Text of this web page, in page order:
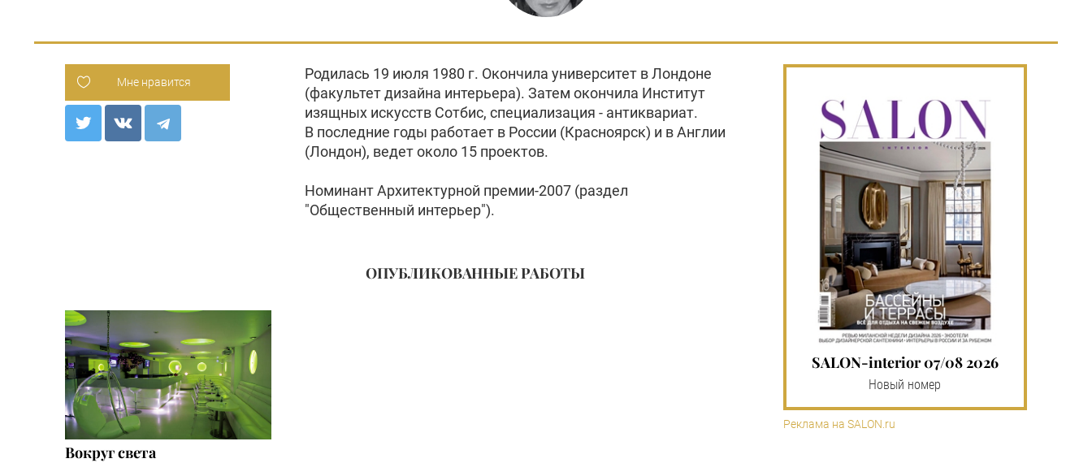
Мне нравится
Родилась 19 июля 1980 г. Окончила университет в Лондоне
(факультет дизайна интерьера). Затем окончила Институт
изящных искусств Сотбис, специализация - антиквариат.
В последние годы работает в России (Красноярск) и в Англии
(Лондон), ведет около 15 проектов.
Номинант Архитектурной премии-2007 (раздел
"Общественный интерьер").
ОПУБЛИКОВАННЫЕ РАБОТЫ
Вокруг света
SALON-interior 07/08 2026
Новый номер
Реклама на SALON.ru